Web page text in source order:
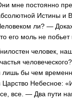
мне постоянно
Истины и
ли? —
его моль не
человек,
лишь бы чем
Царство Небесное:
все. — Два пути